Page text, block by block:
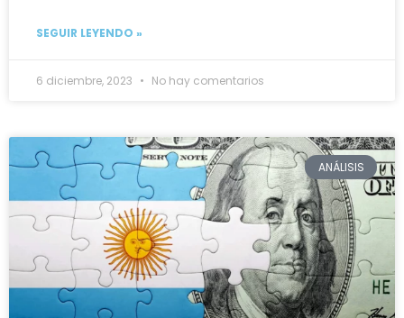
SEGUIR LEYENDO »
6 diciembre, 2023 No hay comentarios
ANÁLISIS